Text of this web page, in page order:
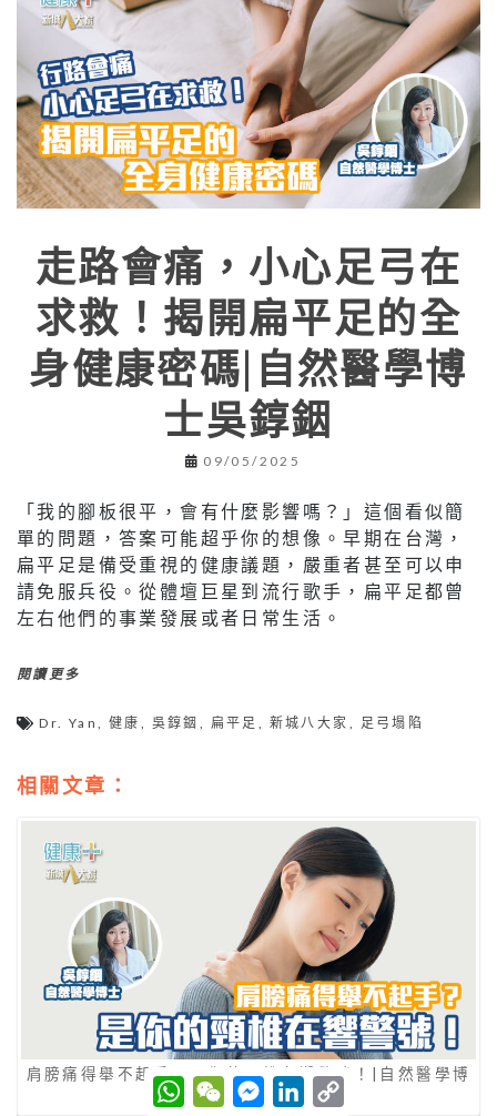
走路會痛，小心足弓在
求救！揭開扁平足的全
身健康密碼|自然醫學博
士吳錞銦
09/05/2025
「我的腳板很平，會有什麼影響嗎？」這個看似簡
單的問題，答案可能超乎你的想像。早期在台灣，
扁平足是備受重視的健康議題，嚴重者甚至可以申
請免服兵役。從體壇巨星到流行歌手，扁平足都曾
左右他們的事業發展或者日常生活。
閱讀更多
Dr. Yan,健康 , 吳錞銦 , 扁平足 , 新城八大家 , 足弓塌陷
相關文章：
肩膀痛得舉不起手？是你的頸椎在響警號！|自然醫學博
士吳錞銦
W
h
W
e
M
e
L